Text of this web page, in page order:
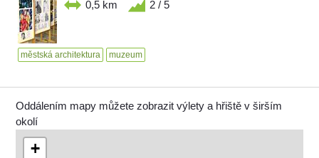
0,5 km 2 / 5
městská architektura muzeum
Oddálením mapy můžete zobrazit výlety a hřiště v širším
okolí
+